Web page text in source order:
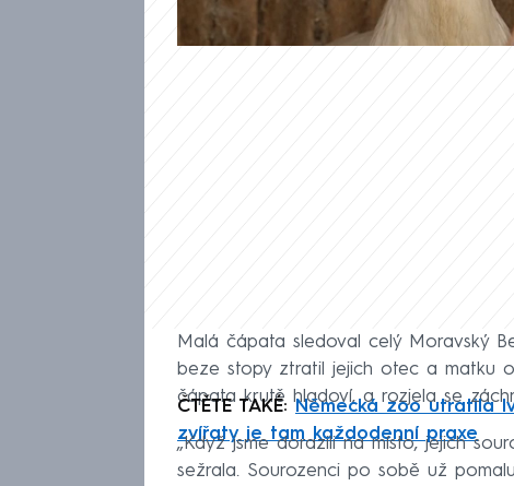
Malá čápata sledoval celý Moravský
beze stopy ztratil jejich otec a matku
čápata krutě hladoví, a rozjela se
ČTĚTE TAKÉ:Německá zoo utratila
zvířaty je tam každodenní praxe
„Když jsme dorazili na místo, jejich
sežrala. Sourozenci po sobě už